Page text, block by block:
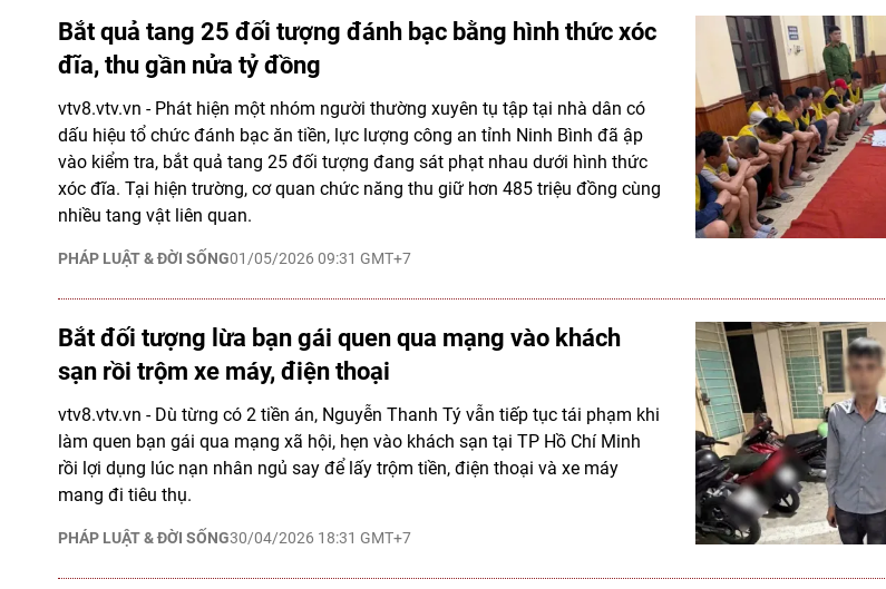
Bắt quả tang 25 đối tượng đánh bạc bằng hình thức xóc
đĩa, thu gần nửa tỷ đồng
PHÁP LUẬT & ĐỜI SỐNG01/05/2026 09:31 GMT+7
vtv8.vtv.vn - Phát hiện một nhóm người thường xuyên tụ tập tại nhà dân có
dấu hiệu tổ chức đánh bạc ăn tiền, lực lượng công an tỉnh Ninh Bình đã ập
vào kiểm tra, bắt quả tang 25 đối tượng đang sát phạt nhau dưới hình thức
xóc đĩa. Tại hiện trường, cơ quan chức năng thu giữ hơn 485 triệu đồng cùng
nhiều tang vật liên quan.
Bắt đối tượng lừa bạn gái quen qua mạng vào khách
sạn rồi trộm xe máy, điện thoại
PHÁP LUẬT & ĐỜI SỐNG30/04/2026 18:31 GMT+7
vtv8.vtv.vn - Dù từng có 2 tiền án, Nguyễn Thanh Tý vẫn tiếp tục tái phạm khi
làm quen bạn gái qua mạng xã hội, hẹn vào khách sạn tại TP Hồ Chí Minh
rồi lợi dụng lúc nạn nhân ngủ say để lấy trộm tiền, điện thoại và xe máy
mang đi tiêu thụ.